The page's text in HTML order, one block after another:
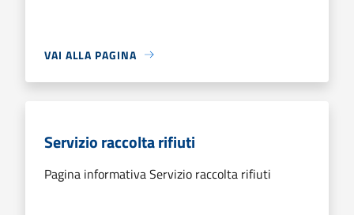
VAI ALLA PAGINA
Servizio raccolta rifiuti
Pagina informativa Servizio raccolta rifiuti